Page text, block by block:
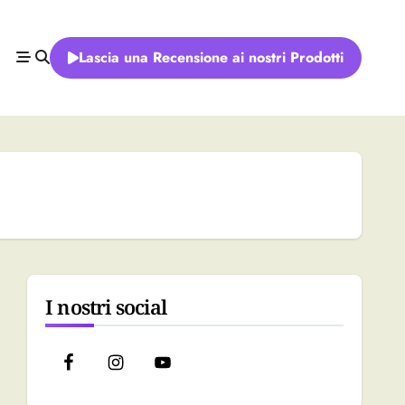
Lascia una Recensione ai nostri Prodotti
I nostri social